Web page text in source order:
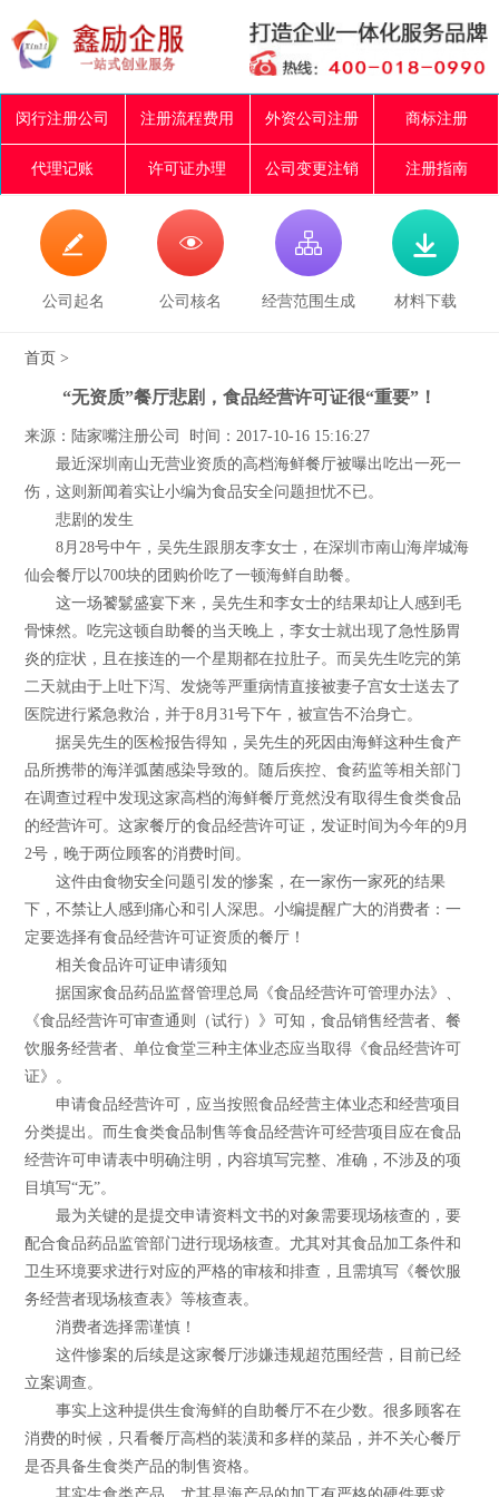
闵行注册公司 注册流程费用 外资公司注册 商标注册
代理记账 许可证办理 公司变更注销 注册指南

公司起名

公司核名

经营范围生成

材料下载
首页 >
“无资质”餐厅悲剧，食品经营许可证很“重要”！
来源：陆家嘴注册公司 时间：2017-10-16 15:16:27
最近深圳南山无营业资质的高档海鲜餐厅被曝出吃出一死一
伤，这则新闻着实让小编为食品安全问题担忧不已。
悲剧的发生
8月28号中午，吴先生跟朋友李女士，在深圳市南山海岸城海
仙会餐厅以700块的团购价吃了一顿海鲜自助餐。
这一场饕鬄盛宴下来，吴先生和李女士的结果却让人感到毛
骨悚然。吃完这顿自助餐的当天晚上，李女士就出现了急性肠胃
炎的症状，且在接连的一个星期都在拉肚子。而吴先生吃完的第
二天就由于上吐下泻、发烧等严重病情直接被妻子宫女士送去了
医院进行紧急救治，并于8月31号下午，被宣告不治身亡。
据吴先生的医检报告得知，吴先生的死因由海鲜这种生食产
品所携带的海洋弧菌感染导致的。随后疾控、食药监等相关部门
在调查过程中发现这家高档的海鲜餐厅竟然没有取得生食类食品
的经营许可。这家餐厅的食品经营许可证，发证时间为今年的9月
2号，晚于两位顾客的消费时间。
这件由食物安全问题引发的惨案，在一家伤一家死的结果
下，不禁让人感到痛心和引人深思。小编提醒广大的消费者：一
定要选择有食品经营许可证资质的餐厅！
相关食品许可证申请须知
据国家食品药品监督管理总局《食品经营许可管理办法》、
《食品经营许可审查通则（试行）》可知，食品销售经营者、餐
饮服务经营者、单位食堂三种主体业态应当取得《食品经营许可
证》。
申请食品经营许可，应当按照食品经营主体业态和经营项目
分类提出。而生食类食品制售等食品经营许可经营项目应在食品
经营许可申请表中明确注明，内容填写完整、准确，不涉及的项
目填写“无”。
最为关键的是提交申请资料文书的对象需要现场核查的，要
配合食品药品监管部门进行现场核查。尤其对其食品加工条件和
卫生环境要求进行对应的严格的审核和排查，且需填写《餐饮服
务经营者现场核查表》等核查表。
消费者选择需谨慎！
这件惨案的后续是这家餐厅涉嫌违规超范围经营，目前已经
立案调查。
事实上这种提供生食海鲜的自助餐厅不在少数。很多顾客在
消费的时候，只看餐厅高档的装潢和多样的菜品，并不关心餐厅
是否具备生食类产品的制售资格。